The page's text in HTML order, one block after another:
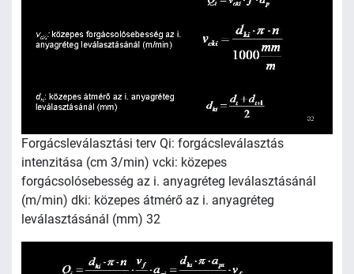
Forgácsleválasztási terv Qi: forgácsleválasztás
intenzitása (cm 3/min) vcki: közepes
forgácsolósebesség az i. anyagréteg leválasztásánál
(m/min) dki: közepes átmérő az i. anyagréteg
leválasztásánál (mm) 32